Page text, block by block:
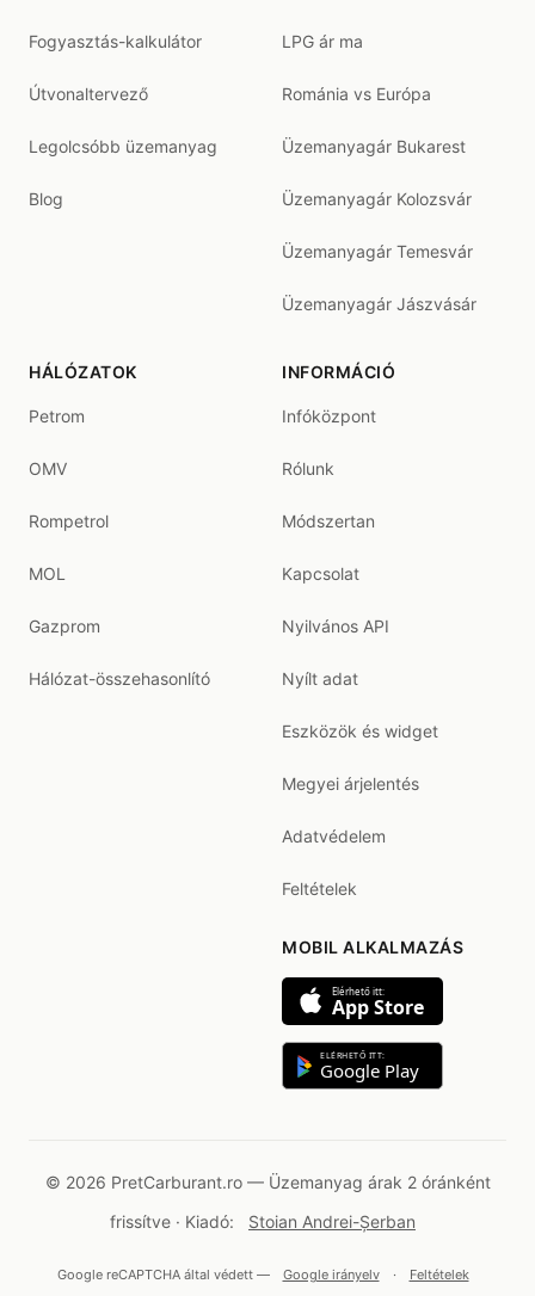
Fogyasztás-kalkulátor
Útvonaltervező
Legolcsóbb üzemanyag
Blog
LPG ár ma
Románia vs Európa
Üzemanyagár Bukarest
Üzemanyagár Kolozsvár
Üzemanyagár Temesvár
Üzemanyagár Jászvásár
HÁLÓZATOK
Petrom
OMV
Rompetrol
MOL
Gazprom
Hálózat-összehasonlító
INFORMÁCIÓ
Infóközpont
Rólunk
Módszertan
Kapcsolat
Nyilvános API
Nyílt adat
Eszközök és widget
Megyei árjelentés
Adatvédelem
Feltételek
MOBIL ALKALMAZÁS
Elérhető itt:
App Store
ELÉRHETŐ ITT:
Google Play
© 2026 PretCarburant.ro — Üzemanyag árak 2 óránként
frissítve · Kiadó:
Stoian Andrei-Șerban
Google reCAPTCHA által védett — Google irányelv · Feltételek